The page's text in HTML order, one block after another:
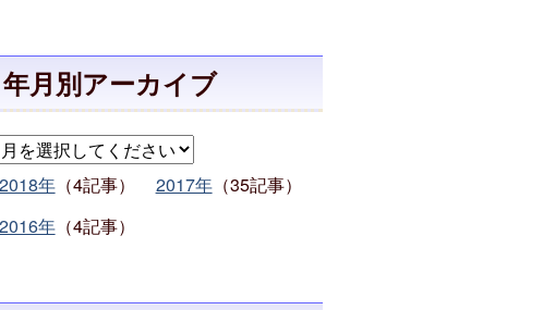
年月別アーカイブ
2018年（4記事） 2017年（35記事）
2016年（4記事）